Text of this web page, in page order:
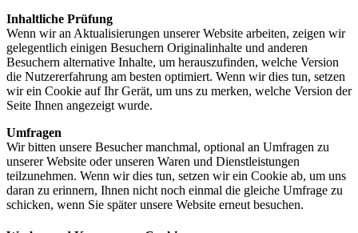
Inhaltliche Prüfung
Wenn wir an Aktualisierungen unserer Website arbeiten, zeigen wir
gelegentlich einigen Besuchern Originalinhalte und anderen
Besuchern alternative Inhalte, um herauszufinden, welche Version
die Nutzererfahrung am besten optimiert. Wenn wir dies tun, setzen
wir ein Cookie auf Ihr Gerät, um uns zu merken, welche Version der
Seite Ihnen angezeigt wurde.
Umfragen
Wir bitten unsere Besucher manchmal, optional an Umfragen zu
unserer Website oder unseren Waren und Dienstleistungen
teilzunehmen. Wenn wir dies tun, setzen wir ein Cookie ab, um uns
daran zu erinnern, Ihnen nicht noch einmal die gleiche Umfrage zu
schicken, wenn Sie später unsere Website erneut besuchen.